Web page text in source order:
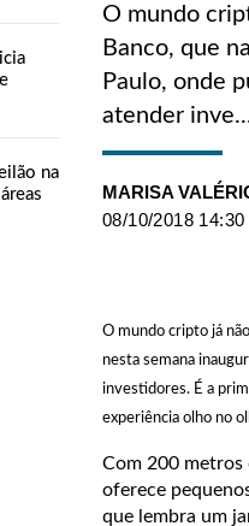
na
O mundo
Banco, que
Paulo, onde
atender
MARISA
08/10/2018 14:30
O mundo cripto já
nesta semana
investidores. É a
experiência olho no
Com 200 metros
oferece
que lembra um